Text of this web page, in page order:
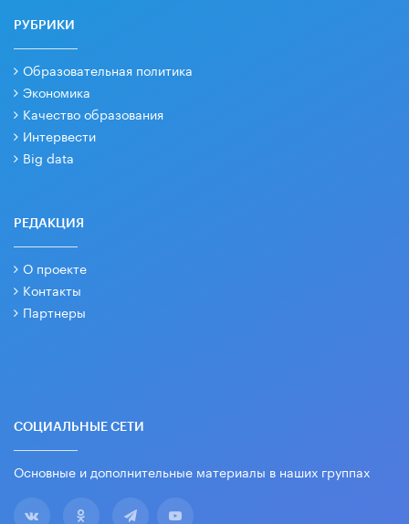
РУБРИКИ
Образовательная политика
Экономика
Качество образования
Интервести
Big data
РЕДАКЦИЯ
О проекте
Контакты
Партнеры
СОЦИАЛЬНЫЕ СЕТИ
Основные и дополнительные материалы в наших группах